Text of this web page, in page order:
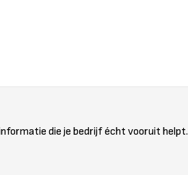
die je bedrijf écht vooruit helpt.